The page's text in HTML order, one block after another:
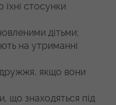
стосунки
дітьми;
на утриманні
якщо вони
що знаходяться під